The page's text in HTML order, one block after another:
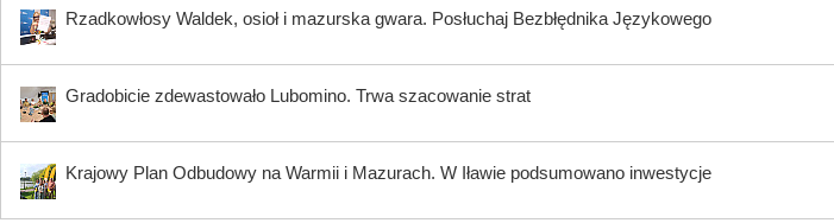
Rzadkowłosy Waldek, osioł i mazurska gwara. Posłuchaj Bezbłędnika Językowego
Gradobicie zdewastowało Lubomino. Trwa szacowanie strat
Krajowy Plan Odbudowy na Warmii i Mazurach. W Iławie podsumowano inwestycje